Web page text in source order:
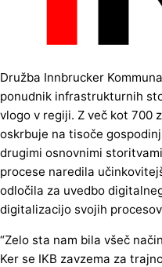
Družba Innbrucker
ponudnik infrastrukturnih
vlogo v regiji. Z več kot 700
oskrbuje na tisoče
drugimi osnovnimi
procese naredila
odločila za uvedbo
digitalizacijo svojih
“Zelo sta nam bila všeč
Ker se IKB zavzema za